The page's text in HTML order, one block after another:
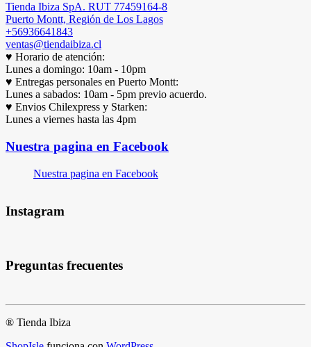
Tienda Ibiza SpA. RUT 77459164-8
Puerto Montt, Región de Los Lagos
+56936641843
ventas@tiendaibiza.cl
♥ Horario de atención:
Lunes a domingo: 10am - 10pm
♥ Entregas personales en Puerto Montt:
Lunes a sabados: 10am - 5pm previo acuerdo.
♥ Envios Chilexpress y Starken:
Lunes a viernes hasta las 4pm
Nuestra pagina en Facebook
Nuestra pagina en Facebook
Instagram
Preguntas frecuentes
® Tienda Ibiza